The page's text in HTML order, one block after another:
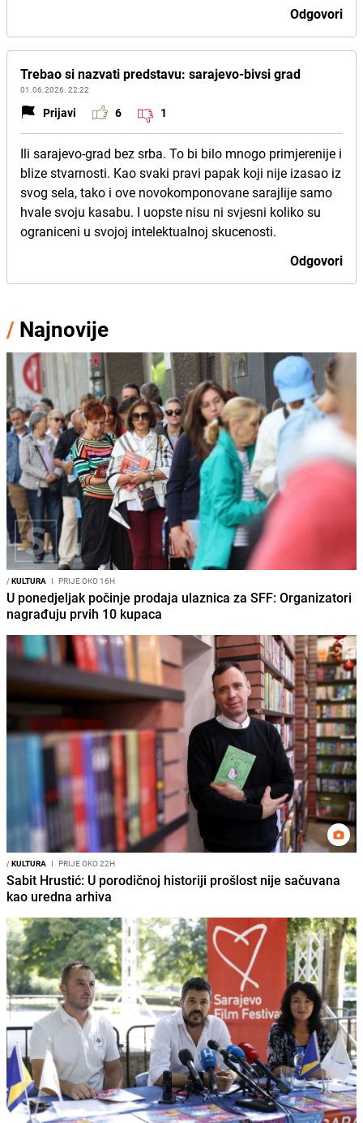
Odgovori
Trebao si nazvati predstavu: sarajevo-bivsi grad
01.06.2026. 22:22
Prijavi 6 1
Ili sarajevo-grad bez srba. To bi bilo mnogo primjerenije i
blize stvarnosti. Kao svaki pravi papak koji nije izasao iz
svog sela, tako i ove novokomponovane sarajlije samo
hvale svoju kasabu. I uopste nisu ni svjesni koliko su
ograniceni u svojoj intelektualnoj skucenosti.
Odgovori
/ Najnovije
/KULTURA I PRIJE OKO 16H
U ponedjeljak počinje prodaja ulaznica za SFF: Organizatori
nagrađuju prvih 10 kupaca
/KULTURA I PRIJE OKO 22H
Sabit Hrustić: U porodičnoj historiji prošlost nije sačuvana
kao uredna arhiva